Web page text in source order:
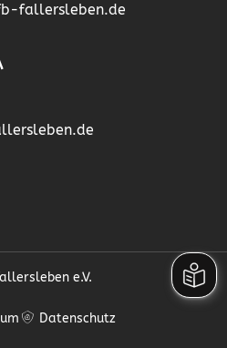
fallersleben.de
e.V.
Datenschutz